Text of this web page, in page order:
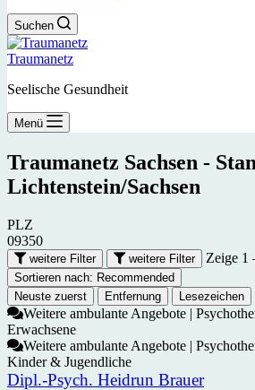
Suchen
Traumanetz
Seelische Gesundheit
Menü
Traumanetz Sachsen -
Lichtenstein/Sachsen
PLZ
09350
weitere Filter weitere Filter Zeige 1
Sortieren nach: Recommended
Neuste zuerst
Entfernung Lesezeichen
Weitere ambulante Angebote |
Erwachsene
Weitere ambulante Angebote |
Kinder & Jugendliche
Dipl.-Psych. Heidrun Brauer